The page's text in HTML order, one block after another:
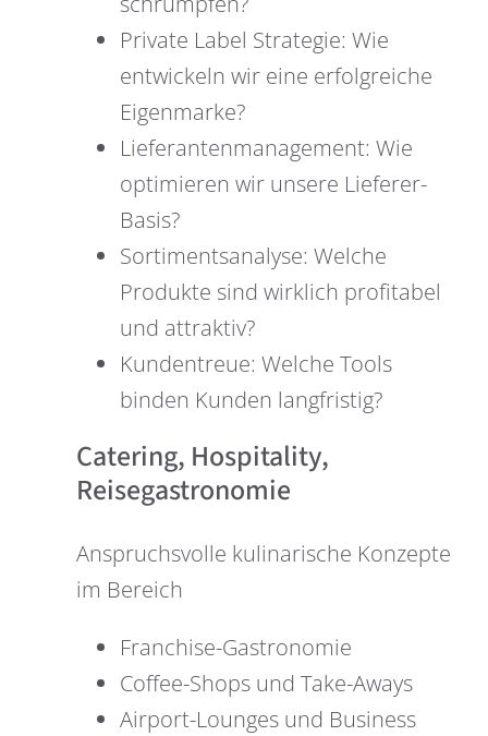
Private Label Strategie: Wie
entwickeln wir eine erfolgreiche
Eigenmarke?
Lieferantenmanagement: Wie
optimieren wir unsere Lieferer-
Basis?
Sortimentsanalyse: Welche
Produkte sind wirklich profitabel
und attraktiv?
Kundentreue: Welche Tools
binden Kunden langfristig?
Catering, Hospitality,
Reisegastronomie
Anspruchsvolle kulinarische Konzepte
im Bereich
Franchise-Gastronomie
Coffee-Shops und Take-Aways
Airport-Lounges und Business